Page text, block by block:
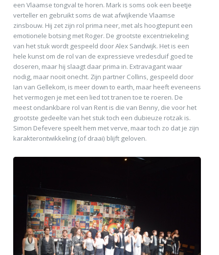
een Vlaamse tongval te horen. Mark is soms ook een beetje
verteller en gebruikt soms de wat afwijkende Vlaamse
zinsbouw. Hij zet zijn rol prima neer, met als hoogtepunt een
emotionele botsing met Roger. De grootste excentriekeling
van het stuk wordt gespeeld door Alex Sandwijk. Het is een
hele kunst om de rol van de expressieve vredesduif goed te
doseren, maar hij slaagt daar prima in. Extravagant waar
nodig, maar nooit onecht. Zijn partner Collins, gespeeld door
Ian van Gellekom, is meer down to earth, maar heeft eveneens
het vermogen je met een lied tot tranen toe te roeren. De
meest ondankbare rol van Rent is die van Benny, die voor het
grootste gedeelte van het stuk toch een dubieuze rotzak is.
Simon Defevere speelt hem met verve, maar toch zo dat je zijn
karakterontwikkeling (of draai) blijft geloven.